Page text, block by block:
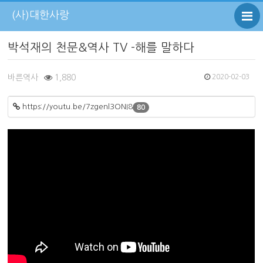
(사)대한사랑
박석재의 천문&역사 TV -해를 말하다
바른역사 1,880 2020-02-03
https://youtu.be/7zgenl3ONI8 80